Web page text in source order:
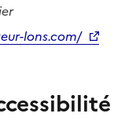
lons.com/